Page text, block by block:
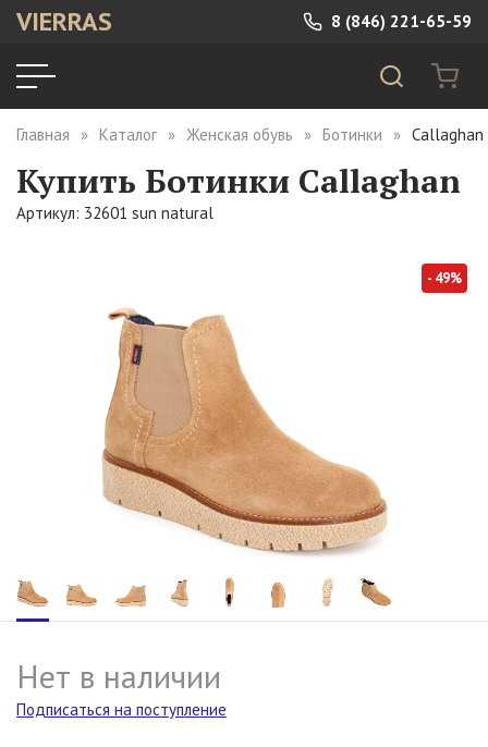
VIERRAS 8 (846) 221-65-59
Главная Каталог Женская обувь Ботинки
Купить Ботинки Callaghan
Артикул: 32601 sun natural
- 49%
Нет в наличии
Подписаться на поступление